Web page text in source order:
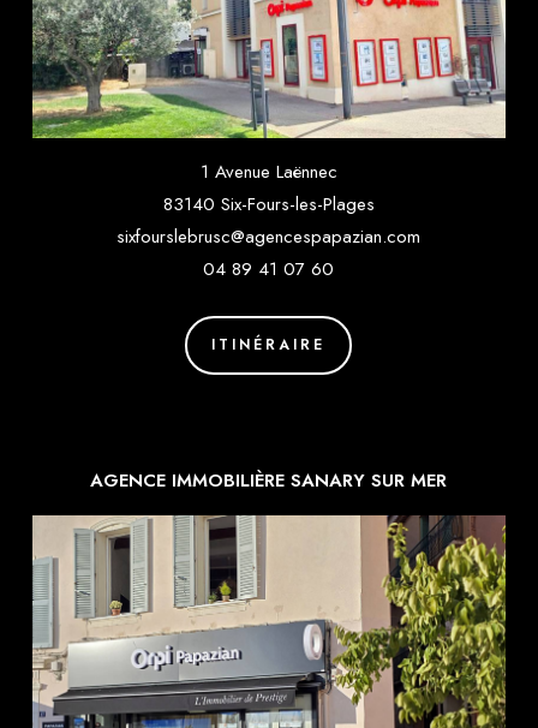
1 Avenue Laënnec
83140 Six-Fours-les-Plages
sixfourslebrusc@agencespapazian.com
04 89 41 07 60
ITINÉRAIRE
AGENCE IMMOBILIÈRE SANARY SUR MER